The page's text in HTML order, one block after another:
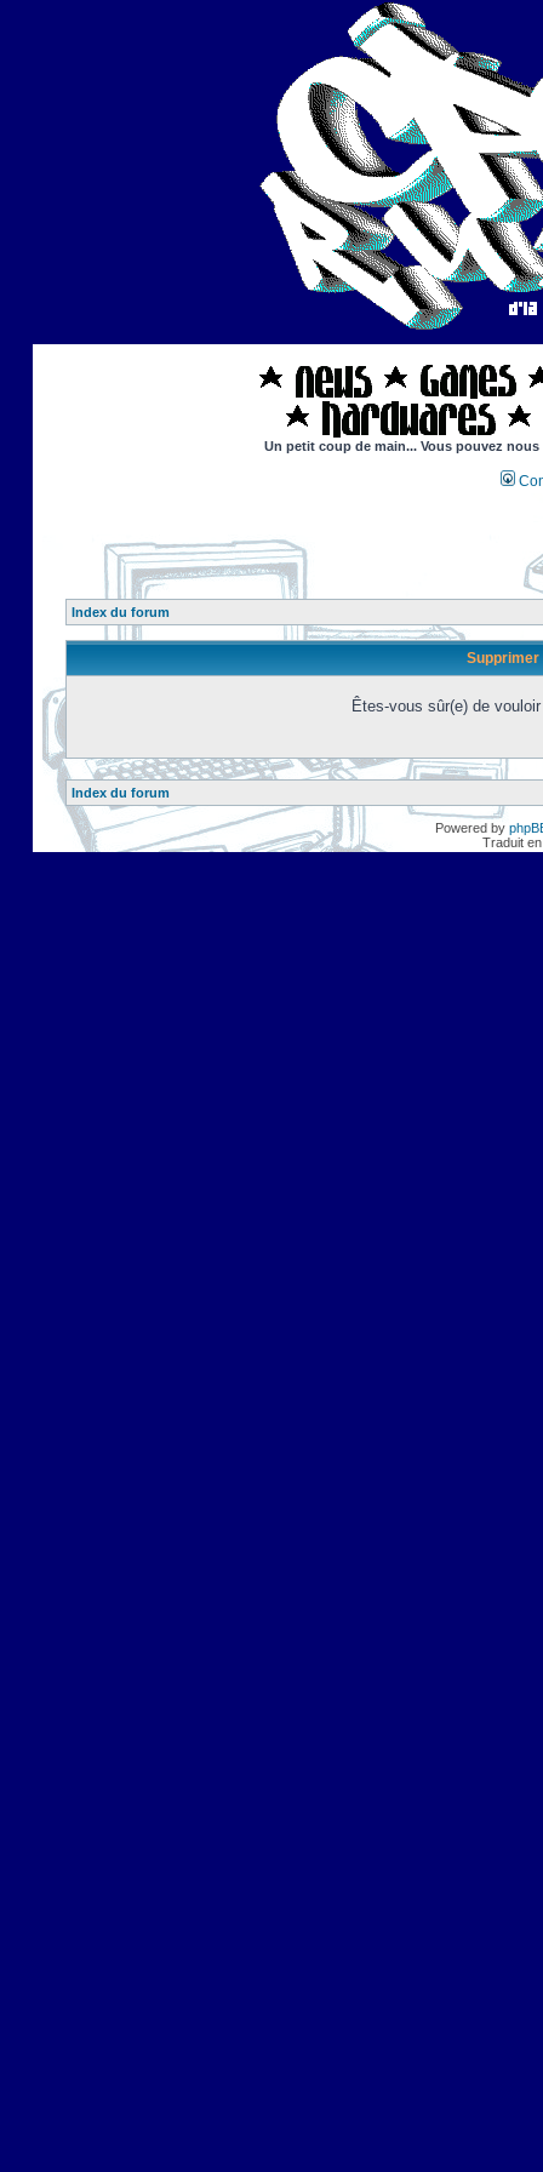
Un petit coup de main... Vous pouvez
Index du forum
Supprimer
Êtes-vous sûr(e) de
Index du forum
Powered by
Traduit